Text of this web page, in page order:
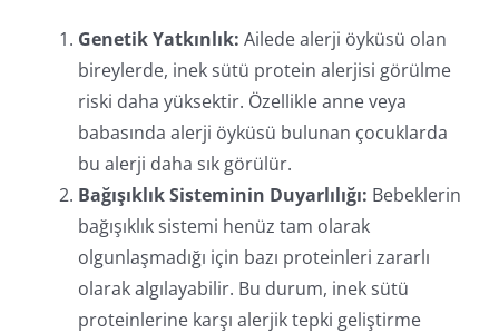
Genetik Yatkınlık: Ailede alerji öyküsü olan
bireylerde, inek sütü protein alerjisi görülme
riski daha yüksektir. Özellikle anne veya
babasında alerji öyküsü bulunan çocuklarda
bu alerji daha sık görülür.
Bağışıklık Sisteminin Duyarlılığı: Bebeklerin
bağışıklık sistemi henüz tam olarak
olgunlaşmadığı için bazı proteinleri zararlı
olarak algılayabilir. Bu durum, inek sütü
proteinlerine karşı alerjik tepki geliştirme